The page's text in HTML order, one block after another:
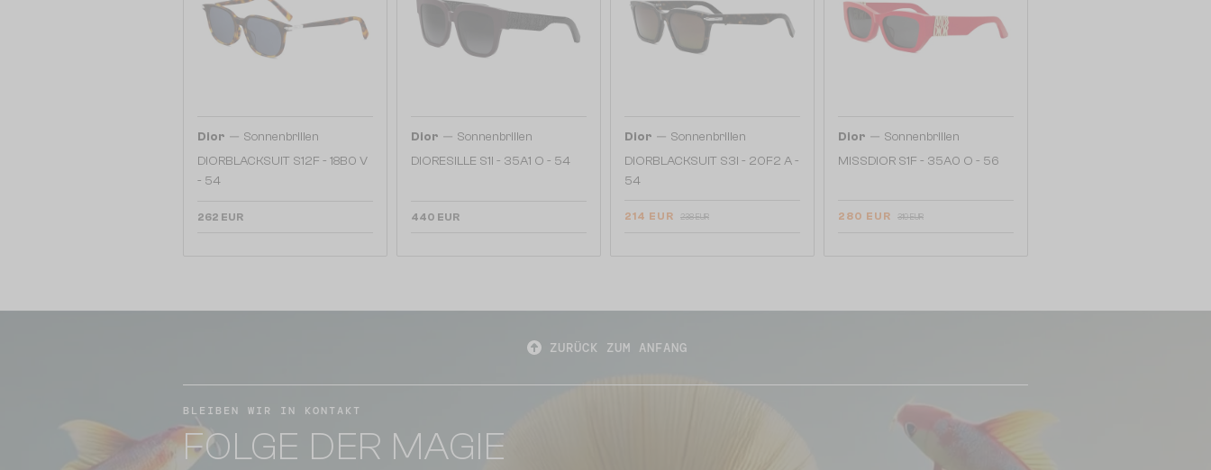
Dior — Sonnenbrillen
DIORBLACKSUIT S12F - 18B0 V
- 54
262 EUR
Dior — Sonnenbrillen
DIORESILLE S1I - 35A1 O - 54
440 EUR
Dior — Sonnenbrillen
DIORBLACKSUIT S3I - 20F2 A -
54
214 EUR 238 EUR
Dior — Sonnenbrillen
MISSDIOR S1F - 35A0 O - 56
280 EUR 319 EUR
ZURÜCK ZUM ANFANG
BLEIBEN WIR IN KONTAKT
FOLGE DER MAGIE